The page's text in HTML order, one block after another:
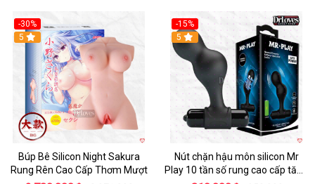
-30%
Hot
5
Búp Bê Silicon Night Sakura
Rung Rên Cao Cấp Thơm Mượt
-15%
Hot
5
Nút chặn hậu môn silicon Mr
Play 10 tần số rung cao cấp tăng